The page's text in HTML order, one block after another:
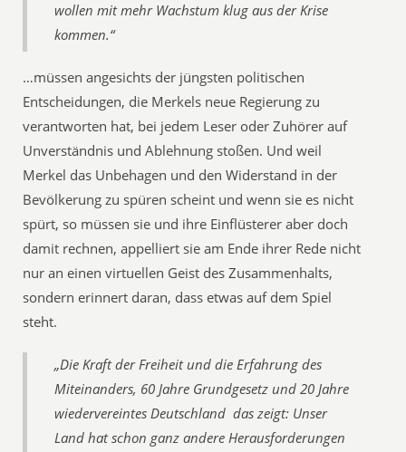
wollen mit mehr Wachstum klug aus der Krise
kommen.“
…müssen angesichts der jüngsten politischen
Entscheidungen, die Merkels neue Regierung zu
verantworten hat, bei jedem Leser oder Zuhörer auf
Unverständnis und Ablehnung stoßen. Und weil
Merkel das Unbehagen und den Widerstand in der
Bevölkerung zu spüren scheint und wenn sie es nicht
spürt, so müssen sie und ihre Einflüsterer aber doch
damit rechnen, appelliert sie am Ende ihrer Rede nicht
nur an einen virtuellen Geist des Zusammenhalts,
sondern erinnert daran, dass etwas auf dem Spiel
steht.
„Die Kraft der Freiheit und die Erfahrung des
Miteinanders, 60 Jahre Grundgesetz und 20 Jahre
wiedervereintes Deutschland  das zeigt: Unser
Land hat schon ganz andere Herausforderungen